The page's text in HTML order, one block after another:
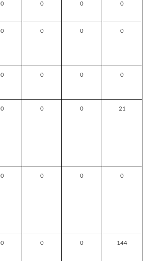
0 0 0 0
0 0 0 0
0 0 0 0
0 0 0 21
0 0 0 0
0 0 0 144